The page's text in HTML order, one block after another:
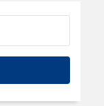
2 روز قبل
راهنمای نحوه